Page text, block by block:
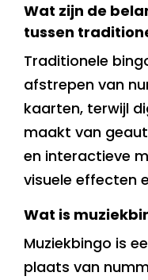
Wat zijn de
tussen
Traditionele
afstrepen van
kaarten, terwijl
maakt van
en interactieve
visuele effecten
Wat is
Muziekbingo is
plaats van